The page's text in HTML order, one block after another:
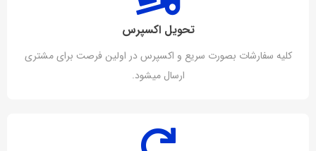
تحویل اکسپرس
کلیه سفارشات بصورت سریع و اکسپرس در اولین فرصت برای مشتری
ارسال میشود.